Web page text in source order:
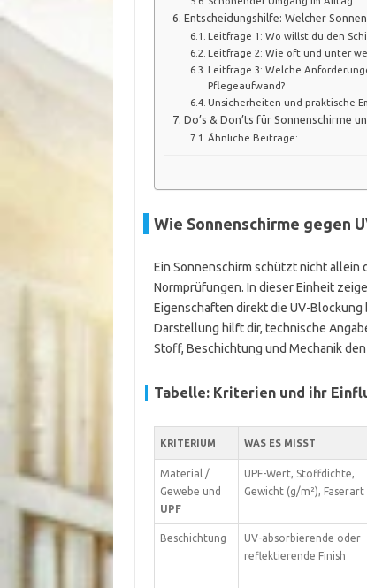
Entscheidungshilfe: Welcher
Leitfrage 1: Wo willst du den
Leitfrage 2: Wie oft und unter
Leitfrage 3: Welche
Pflegeaufwand?
Unsicherheiten und praktische
Do’s & Don’ts für Sonnenschirme
Ähnliche Beiträge:
Wie Sonnenschirme gegen
Ein Sonnenschirm schützt nicht allein
Normprüfungen. In dieser Einheit
Eigenschaften direkt die UV-
Darstellung hilft dir, technische
Stoff, Beschichtung und Mechanik
Tabelle: Kriterien und ihr
KRITERIUM WAS ES MISST
Material /
Gewebe und
UPF
UPF-Wert, Stoffdichte,
Gewicht (g/m²), Faserart
Beschichtung
UV-absorbierende oder
reflektierende Finish